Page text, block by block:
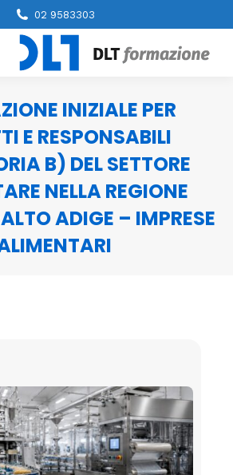
02 9583303
INIZIALE PER
E RESPONSABILI
B) DEL SETTORE
NELLA REGIONE
ADIGE – IMPRESE